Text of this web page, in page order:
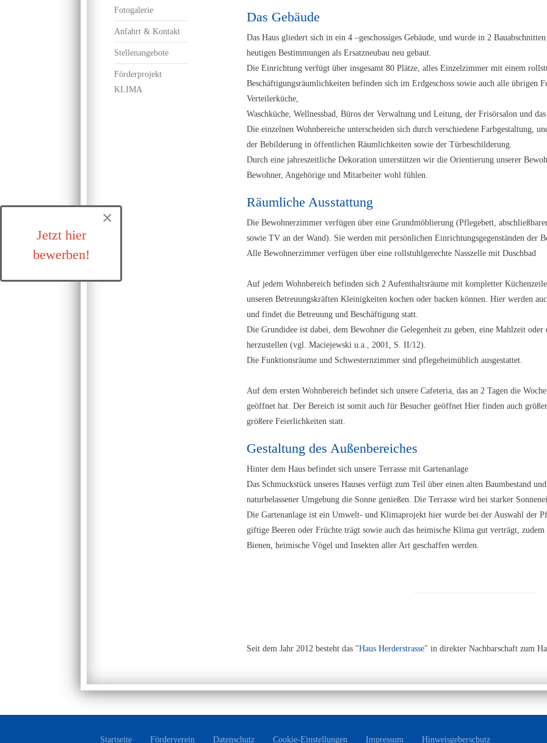
Fotogalerie
Anfahrt & Kontakt
Stellenangebote
Förderprojekt
KLIMA
Das Gebäude
Das Haus gliedert sich in ein 4 –geschossiges Gebäude, und wurde in 2
heutigen Bestimmungen als Ersatzneubau neu gebaut.
Die Einrichtung verfügt über insgesamt 80 Plätze, alles Einzelzimmer mit einem
Beschäftigungsräumlichkeiten befinden sich im Erdgeschoss sowie auch alle übrigen
Verteilerküche,
Waschküche, Wellnessbad, Büros der Verwaltung und Leitung, der Frisörsalon und
Die einzelnen Wohnbereiche unterscheiden sich durch verschiedene Farbgestaltung,
der Bebilderung in öffentlichen Räumlichkeiten sowie der Türbeschilderung.
Durch eine jahreszeitliche Dekoration unterstützen wir die Orientierung unserer
Bewohner, Angehörige und Mitarbeiter wohl fühlen.
Räumliche Ausstattung
Die Bewohnerzimmer verfügen über eine Grundmöblierung (Pflegebett,
sowie TV an der Wand). Sie werden mit persönlichen Einrichtungsgegenständen der
Alle Bewohnerzimmer verfügen über eine rollstuhlgerechte Nasszelle mit Duschbad
Auf jedem Wohnbereich befinden sich 2 Aufenthaltsräume mit kompletter
unseren Betreuungskräften Kleinigkeiten kochen oder backen können. Hier werden
und findet die Betreuung und Beschäftigung statt.
Die Grundidee ist dabei, dem Bewohner die Gelegenheit zu geben, eine Mahlzeit
herzustellen (vgl. Maciejewski u.a., 2001, S. II/12).
Die Funktionsräume und Schwesternzimmer sind pflegeheimüblich ausgestattet.
Auf dem ersten Wohnbereich befindet sich unsere Cafeteria, das an 2 Tagen die
geöffnet hat. Der Bereich ist somit auch für Besucher geöffnet Hier finden auch
größere Feierlichkeiten statt.
Gestaltung des Außenbereiches
Hinter dem Haus befindet sich unsere Terrasse mit Gartenanlage
Das Schmuckstück unseres Hauses verfügt zum Teil über einen alten Baumbestand
naturbelassener Umgebung die Sonne genießen. Die Terrasse wird bei starker
Die Gartenanlage ist ein Umwelt- und Klimaprojekt hier wurde bei der Auswahl der
giftige Beeren oder Früchte trägt sowie auch das heimische Klima gut verträgt,
Bienen, heimische Vögel und Insekten aller Art geschaffen werden.
Seit dem Jahr 2012 besteht das "Haus Herderstrasse" in direkter Nachbarschaft zum
Startseite Förderverein Datenschutz Cookie-Einstellungen Impressum Hinweisgeberschutz
×
Jetzt hier
bewerben!